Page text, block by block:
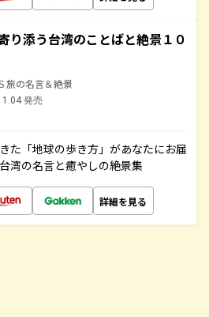
り添う台湾のことばと絶景１０
旅の名言＆絶景
発売
た「地球の歩き方」があなたにお届
湾の名言と癒やしの絶景集
詳細を見る